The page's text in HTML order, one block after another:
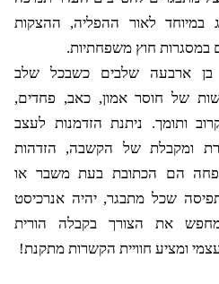
לאור ההפליה, ההצקות
במסגרות חוץ משפחתיות.
בן ארבעה שלבים כשבכל שלב
של חוסר אמון, כאב, פחדים,
ותומך. ניתנת הזדמנות לעצב
ומקבלת של הקשבה, הזדהות
הם הכתובת בעת משבר או
שכל מתבגר, יהיה אנרכיסט
את הצורך בקבלה הורית
ומציע חוויית הקשרות מתקנת!